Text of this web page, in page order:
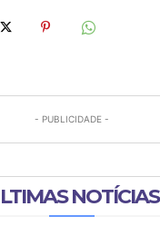
- PUBLICIDADE -
NOTÍCIAS